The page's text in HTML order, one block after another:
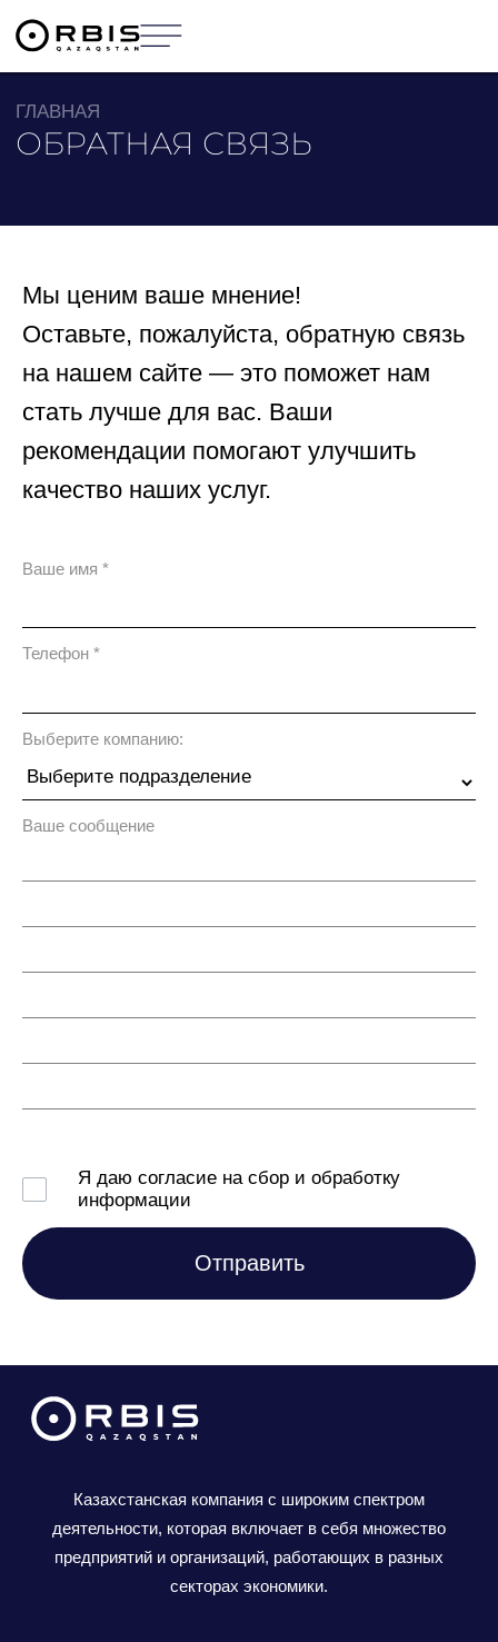
ГЛАВНАЯ
ОБРАТНАЯ СВЯЗЬ
Мы ценим ваше мнение!
Оставьте, пожалуйста, обратную связь
на нашем сайте — это поможет нам
стать лучше для вас. Ваши
рекомендации помогают улучшить
качество наших услуг.
Ваше имя *
Телефон *
Выберите компанию:
Ваше сообщение
Я даю согласие на сбор и обработку
информации
Отправить
Казахстанская компания с широким спектром
деятельности, которая включает в себя множество
предприятий и организаций, работающих в разных
секторах экономики.